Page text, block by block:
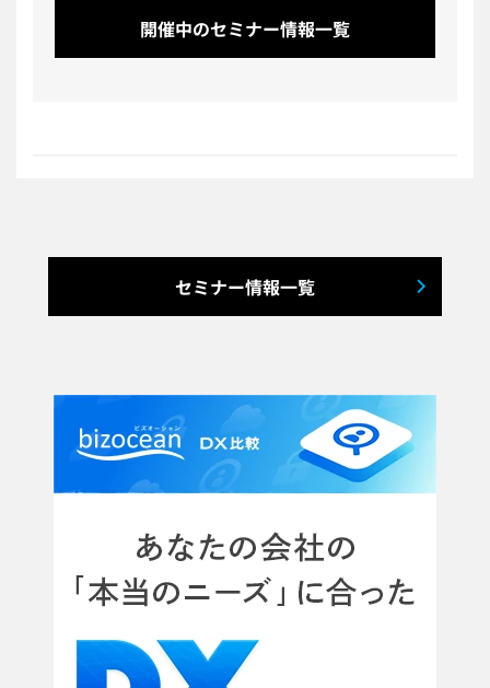
開催中のセミナー情報一覧
セミナー情報一覧